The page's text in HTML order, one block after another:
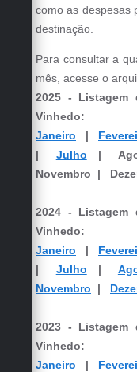
Diário Oficial
Convênios
Sistema de
Poupatempo
Fala.BR
Listagem dos
Contratos
Vinhedo
Audiências Públicas
como as despesas
destinação.
Para consultar a
mês, acesse o
2025 - Listagem
Vinhedo:
Janeiro |
| Julho |
Novembro |
2024 - Listagem
Vinhedo:
Janeiro |
| Julho |
Novembro |
2023 - Listagem
Vinhedo:
Janeiro |